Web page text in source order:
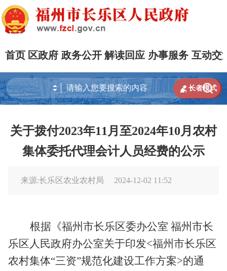
首页 区政府 政务公开 解读回应 办事服务 互动交

 长者模式
关于拨付2023年11月至2024年10月农村
集体委托代理会计人员经费的公示
来源:长乐区农业农村局 2024-12-02 11:52
根据《福州市长乐区委办公室 福州市长
乐区人民政府办公室关于印发<福州市长乐区
农村集体“三资”规范化建设工作方案>的通